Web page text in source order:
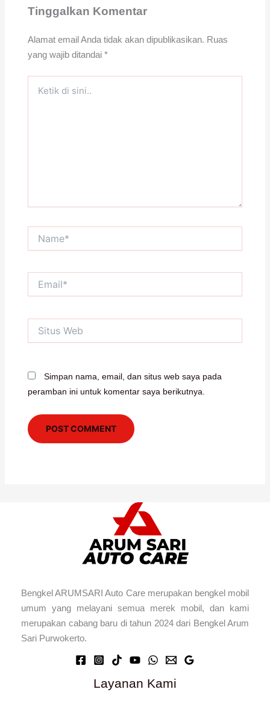
Tinggalkan Komentar
Alamat email Anda tidak akan dipublikasikan. Ruas
yang wajib ditandai *
Web
Simpan nama, email, dan situs web saya pada
peramban ini untuk komentar saya berikutnya.
Bengkel ARUMSARI Auto Care merupakan bengkel mobil
umum yang melayani semua merek mobil, dan kami
merupakan cabang baru di tahun 2024 dari Bengkel Arum
Sari Purwokerto.
Layanan Kami